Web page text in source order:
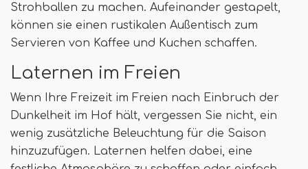
Strohballen zu machen. Aufeinander gestapelt,
können sie einen rustikalen Außentisch zum
Servieren von Kaffee und Kuchen schaffen.
Laternen im Freien
Wenn Ihre Freizeit im Freien nach Einbruch der
Dunkelheit im Hof ​​hält, vergessen Sie nicht, ein
wenig zusätzliche Beleuchtung für die Saison
hinzuzufügen. Laternen helfen dabei, eine